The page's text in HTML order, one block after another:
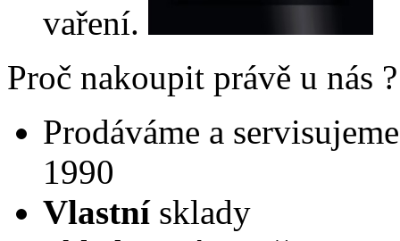
vaření.
Proč nakoupit právě u nás ?
Prodáváme a
1990
Vlastnísklady